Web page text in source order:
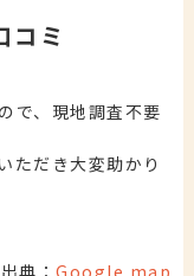
コミ
で、現地調査不要
ただき大変助かり